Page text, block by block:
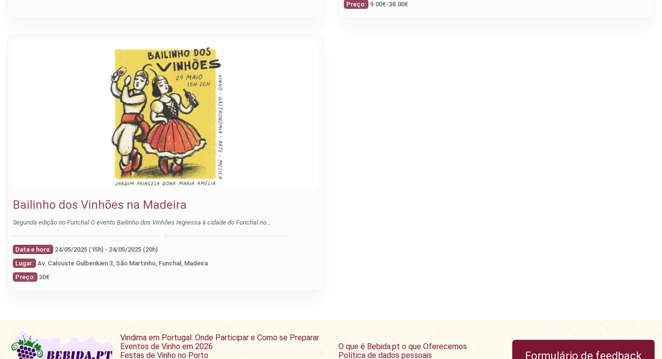
Preço: 9.00€-38.00€
Bailinho dos Vinhões na Madeira
Segunda edição no Funchal O evento Bailinho dos Vinhões regressa à cidade do Funchal no…
Data e hora:
24/05/2025 (15h) - 24/05/2025 (20h)
Lugar: Av. Calouste Gulbenkien 3, São Martinho, Funchal, Madeira
Preço: 30€
Vindima em Portugal: Onde Participar e Como se Preparar
Eventos de Vinho em 2026
Festas de Vinho no Porto
O que é Bebida.pt o que Oferecemos
Política de dados pessoais
Formulário de feedback